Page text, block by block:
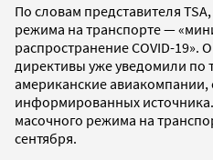
По словам представителя
режима на транспорте —
распространение COVID-
директивы уже уведомили
американские авиакомпании,
информированных
масочного режима на
сентября.